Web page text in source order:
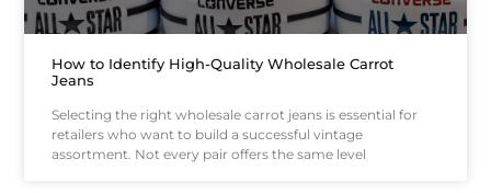
How to Identify High-Quality Wholesale Carrot
Jeans
Selecting the right wholesale carrot jeans is essential for
retailers who want to build a successful vintage
assortment. Not every pair offers the same level